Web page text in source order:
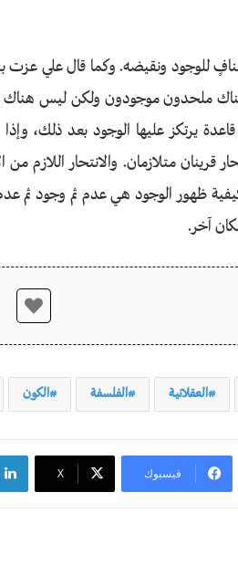
منافٍ للوجود ونقيضه. وكما قال علي
هناك ملحدون موجودون ولكن ليس هناك
قاعدة يرتكز عليها الوجود بعد ذلك،
قرينان متلازمان. والانتحار اللازم
ظهور الوجود هي عدم ثم وجود ثم
آخر.
العقلانية الفلسفة الكون
فيسبوك ‫X